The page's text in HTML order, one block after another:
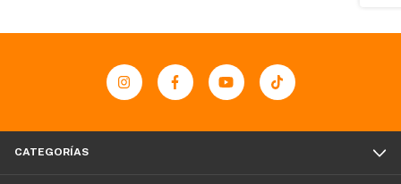
CATEGORÍAS